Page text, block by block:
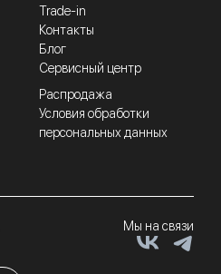
Trade-in
Контакты
Блог
Сервисный центр
Распродажа
Условия обработки
персональных данных
Мы на связи